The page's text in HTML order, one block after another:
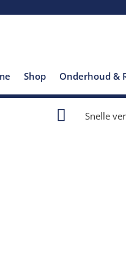
Shop Onderhoud &
 Snelle